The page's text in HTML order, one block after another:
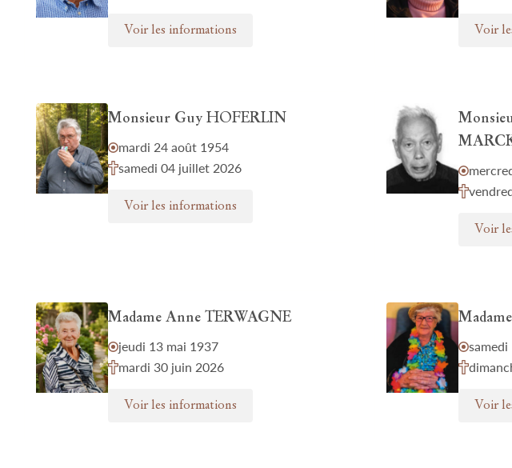
Voir les informations Voir
Monsieur Guy HOFERLIN
mardi 24 août 1954
samedi 04 juillet 2026
Voir les informations
Voir
Madame Anne TERWAGNE
jeudi 13 mai 1937
mardi 30 juin 2026
Voir les informations
samedi
Voir